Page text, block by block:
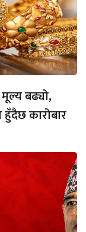
बढ्यो,
कारोबार